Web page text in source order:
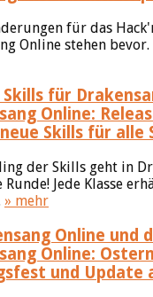
für das
Online stehen
Online:
Skills für alle
der Skills geht in
Runde! Jede Klasse
» mehr
Online:
und Update